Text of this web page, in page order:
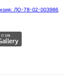
ЛО-78-02-003986,